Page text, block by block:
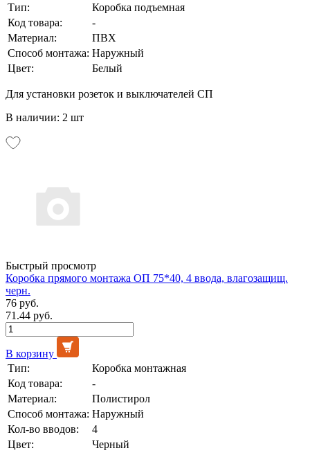
Тип:
Коробка подъемная
Код товара:
-
Материал:
ПВХ
Способ монтажа: Наружный
Цвет:
Белый
Для установки розеток и выключателей СП
В наличии: 2 шт
Быстрый просмотр
Коробка прямого монтажа ОП 75*40, 4 ввода, влагозащищ.
черн.
76 руб.
71.44 руб.
В корзину
Тип:
Коробка монтажная
Код товара:
-
Материал:
Полистирол
Способ монтажа: Наружный
Кол-во вводов:
4
Цвет:
Черный